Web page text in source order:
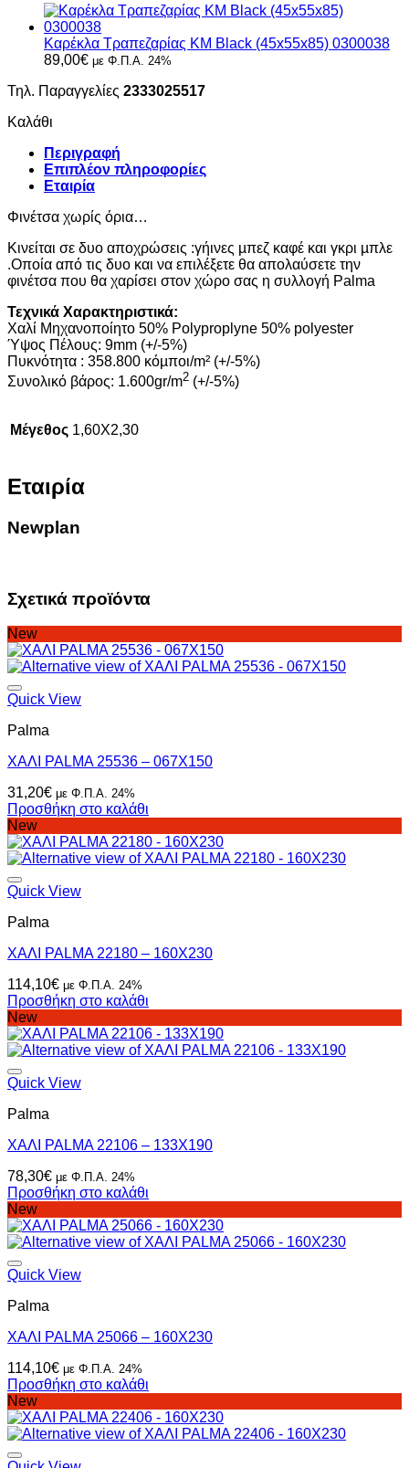
Καρέκλα Τραπεζαρίας KM Black (45x55x85) 0300038
89,00€ με Φ.Π.Α. 24%
Τηλ. Παραγγελίες 2333025517
Καλάθι
Περιγραφή
Επιπλέον πληροφορίες
Εταιρία
Φινέτσα χωρίς όρια…
Κινείται σε δυο αποχρώσεις :γήινες µπεζ καφέ και γκρι µπλε
.Οποία από τις δυο και να επιλέξετε θα απολαύσετε την
φινέτσα που θα χαρίσει στον χώρο σας η συλλογή Palma
Τεχνικά Χαρακτηριστικά:
Χαλί Μηχανοποίητο 50% Polyproplyne 50% polyester
Ύψος Πέλους: 9mm (+/-5%)
Πυκνότητα : 358.800 κόµποι/m² (+/-5%)
Συνολικό βάρος: 1.600gr/m2 (+/-5%)
Μέγεθος 1,60X2,30
Εταιρία
Newplan
Σχετικά προϊόντα
New
Quick View
Palma
ΧΑΛΙ PALMA 25536 – 067X150
31,20€ με Φ.Π.Α. 24%
Προσθήκη στο καλάθι
New
Quick View
Palma
ΧΑΛΙ PALMA 22180 – 160X230
114,10€ με Φ.Π.Α. 24%
Προσθήκη στο καλάθι
New
Quick View
Palma
ΧΑΛΙ PALMA 22106 – 133X190
78,30€ με Φ.Π.Α. 24%
Προσθήκη στο καλάθι
New
Quick View
Palma
ΧΑΛΙ PALMA 25066 – 160X230
114,10€ με Φ.Π.Α. 24%
Προσθήκη στο καλάθι
New